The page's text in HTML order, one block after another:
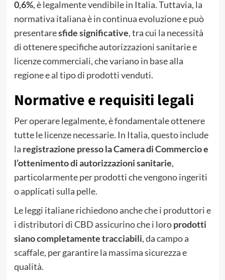
0,6%, è legalmente vendibile in Italia. Tuttavia, la
normativa italiana è in continua evoluzione e può
presentaresfide significative, tra cui la necessità
di ottenere specifiche autorizzazioni sanitarie e
licenze commerciali, che variano in base alla
regione e al tipo di prodotti venduti.
Normative e requisiti legali
Per operare legalmente, è fondamentale ottenere
tutte le licenze necessarie. In Italia, questo include
la registrazione presso la Camera di Commercio e
l’ottenimento di autorizzazioni sanitarie,
particolarmente per prodotti che vengono ingeriti
o applicati sulla pelle.
Le leggi italiane richiedono anche che i produttori e
i distributori di CBD assicurino che i loroprodotti
siano completamente tracciabili, da campo a
scaffale, per garantire la massima sicurezza e
qualità.